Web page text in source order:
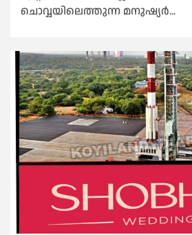
ചൊവ്വയിലെത്തുന്ന മനുഷ്യർ...